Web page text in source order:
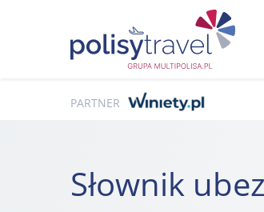
PARTNER
Słownik